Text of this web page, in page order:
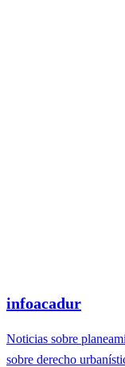
infoacadur
Noticias sobre
sobre derecho